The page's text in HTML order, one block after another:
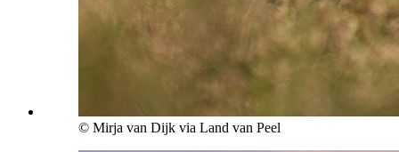
© Mirja van Dijk via Land van Peel